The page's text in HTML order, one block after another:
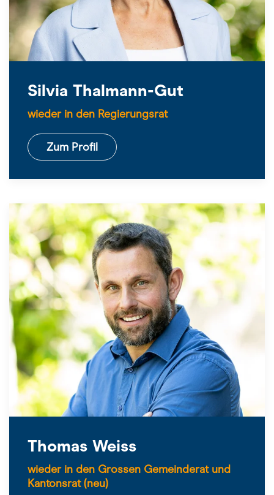
Silvia Thalmann-Gut
wieder in den Regierungsrat
Zum Profil
Thomas Weiss
wieder in den Grossen Gemeinderat und
Kantonsrat (neu)